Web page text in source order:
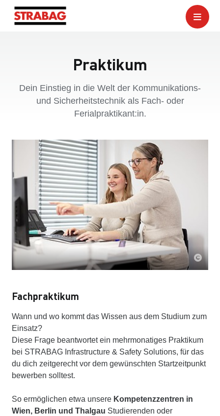
Praktikum
Dein Einstieg in die Welt der Kommunikations-
und Sicherheitstechnik als Fach- oder
Ferialpraktikant:in.
Fachpraktikum
Wann und wo kommt das Wissen aus dem Studium zum
Einsatz?
Diese Frage beantwortet ein mehrmonatiges Praktikum
bei STRABAG Infrastructure & Safety Solutions, für das
du dich zeitgerecht vor dem gewünschten Startzeitpunkt
bewerben solltest.
So ermöglichen etwa unsere Kompetenzzentren in
Wien, Berlin und Thalgau Studierenden oder